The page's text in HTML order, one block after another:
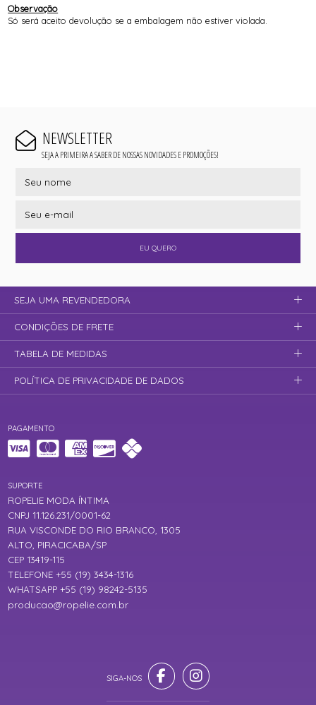
Observação
Só será aceito devolução se a embalagem não estiver violada.
NEWSLETTER
SEJA A PRIMEIRA A SABER DE NOSSAS NOVIDADES E PROMOÇÕES!
EU QUERO
PAGAMENTO
SUPORTE
ROPELIE MODA ÍNTIMA
CNPJ 11.126.231/0001-62
RUA VISCONDE DO RIO BRANCO, 1305
ALTO, PIRACICABA/SP
CEP 13419-115
TELEFONE +55 (19) 3434-1316
WHATSAPP +55 (19) 98242-5135
producao@ropelie.com.br
SEJA UMA REVENDEDORA
CONDIÇÕES DE FRETE
TABELA DE MEDIDAS
POLÍTICA DE PRIVACIDADE DE DADOS